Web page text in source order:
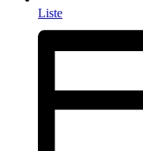
Liste